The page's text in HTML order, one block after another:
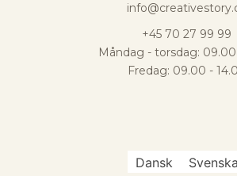
+45 70 27 99 99
Måndag - torsdag: 09.00
Fredag: 09.00 -
Dansk Svenska